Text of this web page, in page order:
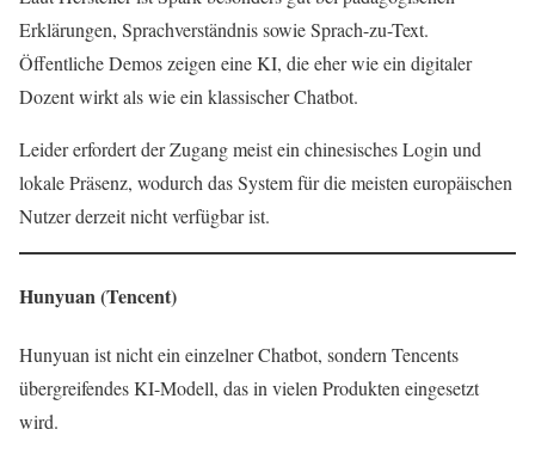
Erklärungen, Sprachverständnis sowie Sprach-zu-Text.
Öffentliche Demos zeigen eine KI, die eher wie ein digitaler
Dozent wirkt als wie ein klassischer Chatbot.
Leider erfordert der Zugang meist ein chinesisches Login und
lokale Präsenz, wodurch das System für die meisten europäischen
Nutzer derzeit nicht verfügbar ist.
Hunyuan (Tencent)
Hunyuan ist nicht ein einzelner Chatbot, sondern Tencents
übergreifendes KI-Modell, das in vielen Produkten eingesetzt
wird.